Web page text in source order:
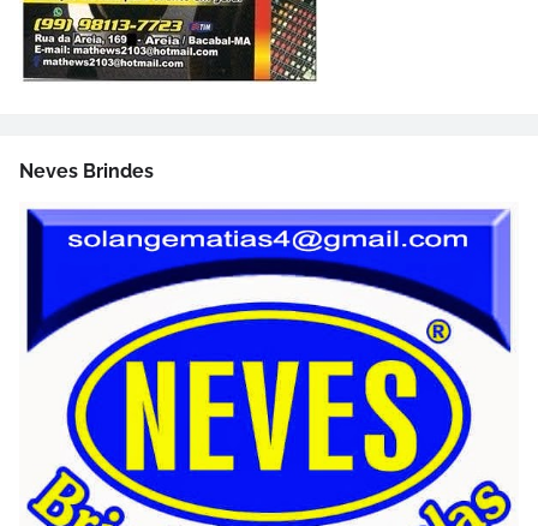
Neves Brindes